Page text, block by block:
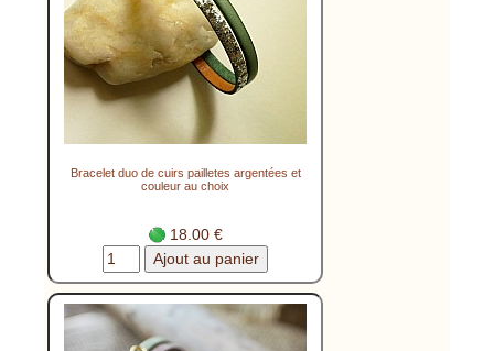
Bracelet duo de cuirs pailletes argentées et
couleur au choix
18.00 €